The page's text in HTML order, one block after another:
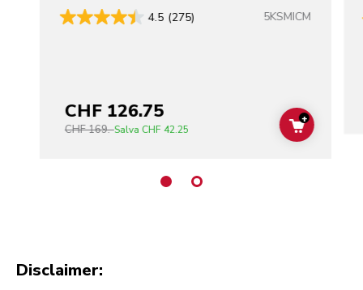
4.5 (275) 5KSMICM
CHF 126.75
CHF 169.-Salva CHF 42.25 ADD TO
+
Disclaimer: